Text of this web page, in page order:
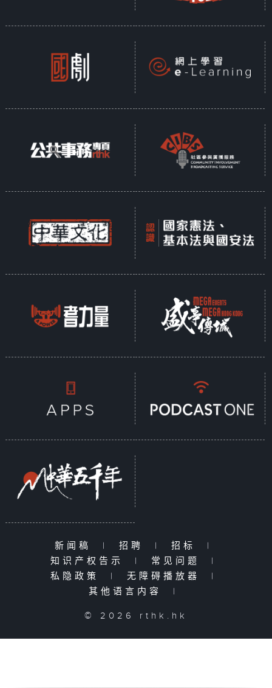
新闻稿 | 招聘 | 招标
|
知识产权告示
| 常见问题
|
私隐政策
| 无障碍播放器
|
其他语言内容
|
© 2026 rthk.hk